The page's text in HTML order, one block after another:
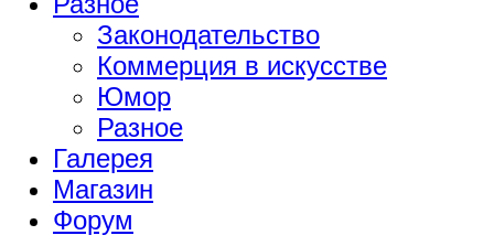
Законодательство
Коммерция в искусстве
Юмор
Разное
Галерея
Магазин
Форум